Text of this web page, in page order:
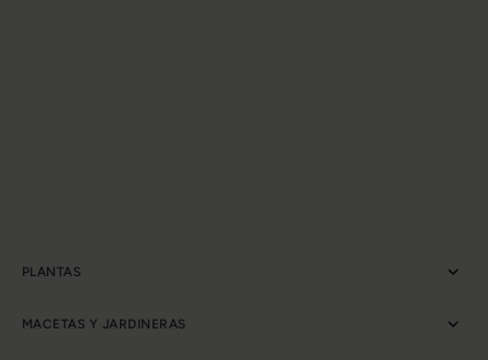
PLANTAS
MACETAS Y JARDINERAS